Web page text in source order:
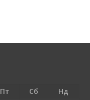
Пт Сб
Нд